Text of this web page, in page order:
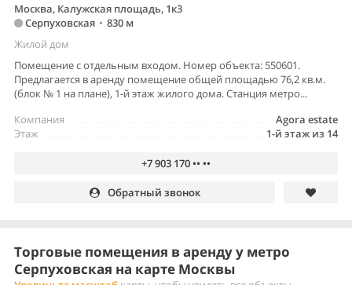
Москва, Калужская площадь, 1к3
Серпуховская • 830 м
Жилой дом
Помещение с отдельным входом. Номер объекта: 550601.
Предлагается в аренду помещение общей площадью 76,2 кв.м.
(блок № 1 на плане), 1-й этаж жилого дома. Станция метро...
Agora estate
Компания
1-й этаж из 14
Этаж
+7 903 170 •• ••
Обратный звонок
Торговые помещения в аренду у метро
Серпуховская на карте Москвы